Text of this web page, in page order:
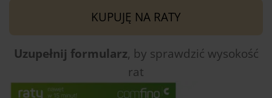
KUPUJĘ NA RATY
Uzupełnij formularz, by sprawdzić wysokość
rat